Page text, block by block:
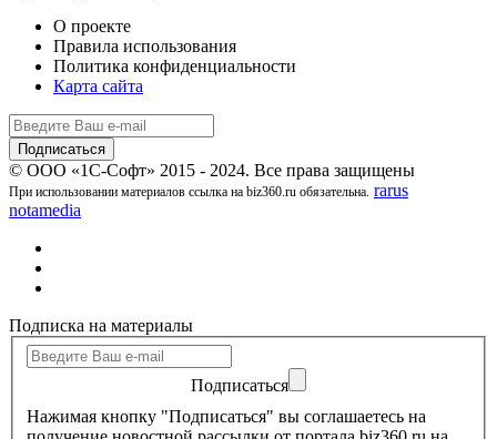
О проекте
Правила использования
Политика конфиденциальности
Карта сайта
© ООО «1С-Софт» 2015 - 2024. Все права защищены
При использовании материалов ссылка на biz360.ru обязательна. rarus
notamedia
Подписка на материалы
Подписаться
Нажимая кнопку "Подписаться" вы соглашаетесь на